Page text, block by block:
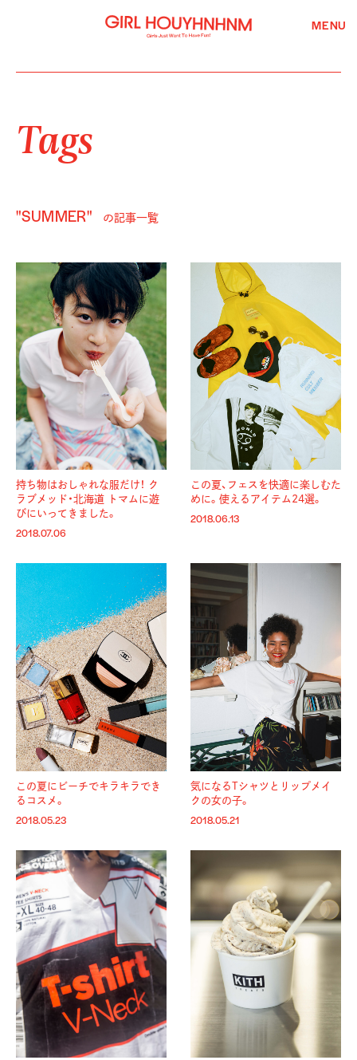
MENU
Tags
"SUMMER" の記事一覧
持ち物はおしゃれな服だけ！ ク
ラブメッド・北海道 トマムに遊
びにいってきました。
2018.07.06
この夏、フェスを快適に楽しむた
めに。使えるアイテム24選。
2018.06.13
この夏にビーチでキラキラでき
るコスメ。
2018.05.23
気になるTシャツとリップメイ
クの女の子。
2018.05.21